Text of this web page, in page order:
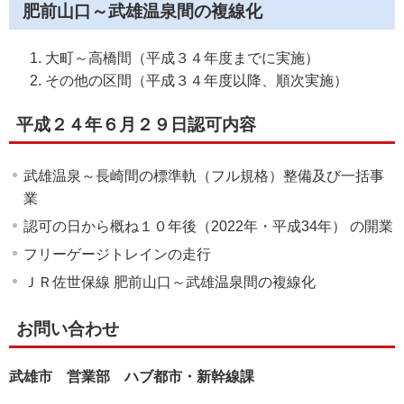
肥前山口～武雄温泉間の複線化
大町～高橋間（平成３４年度までに実施）
その他の区間（平成３４年度以降、順次実施）
平成２４年６月２９日認可内容
武雄温泉～長崎間の標準軌（フル規格）整備及び一括事
業
認可の日から概ね１０年後（2022年・平成34年） の開業
フリーゲージトレインの走行
ＪＲ佐世保線 肥前山口～武雄温泉間の複線化
お問い合わせ
武雄市 営業部 ハブ都市・新幹線課